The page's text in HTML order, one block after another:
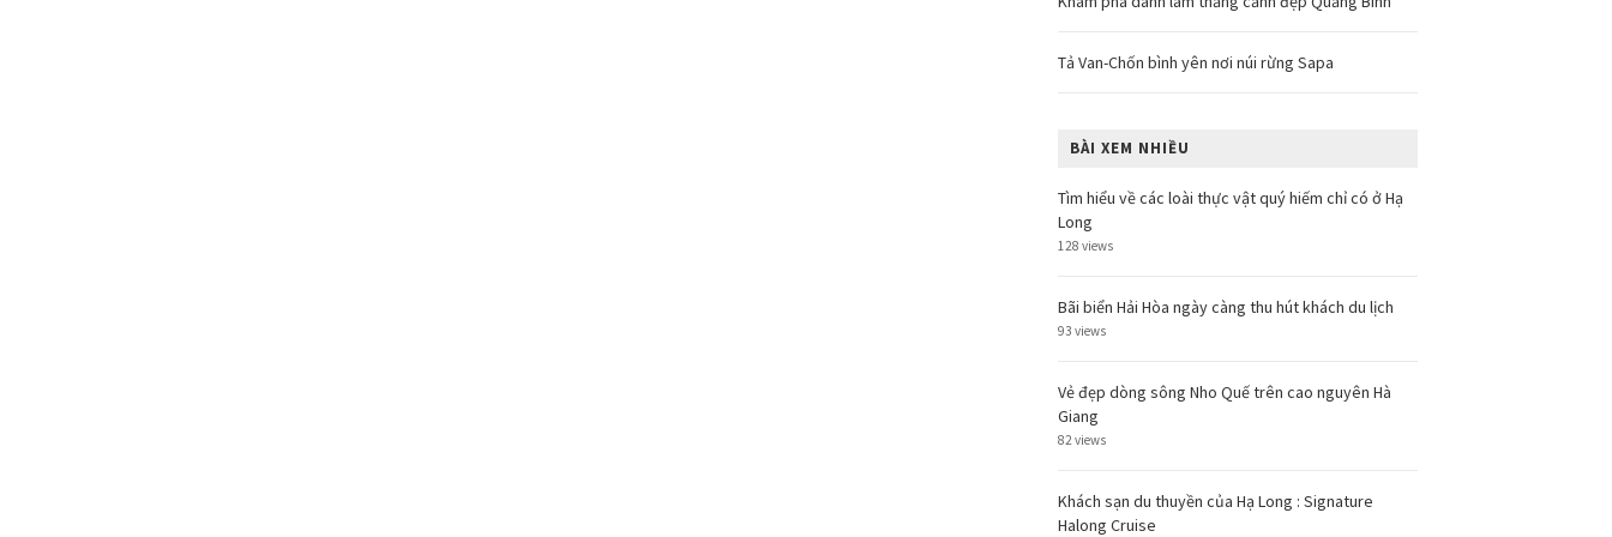
Tả Van-Chốn bình yên nơi núi rừng Sapa
BÀI XEM NHIỀU
Tìm hiểu về các loài thực vật quý hiếm chỉ có ở Hạ
Long
128 views
Bãi biển Hải Hòa ngày càng thu hút khách du lịch
93 views
Vẻ đẹp dòng sông Nho Quế trên cao nguyên Hà
Giang
82 views
Khách sạn du thuyền của Hạ Long : Signature
Halong Cruise